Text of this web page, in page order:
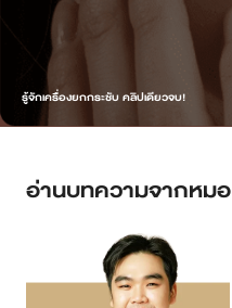
รู้จักเครื่องยกกระชับ คลิปเดียวจบ!
อ่านบทความจากหมอ